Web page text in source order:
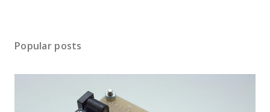
Popular posts